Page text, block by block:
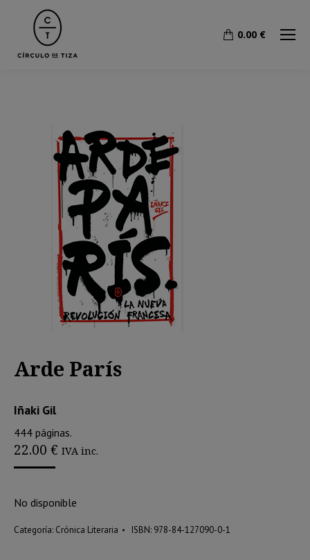
0.00 €
Arde París
Iñaki Gil
444 páginas.
22.00 € IVA inc.
No disponible
Categoría: Crónica Literaria ISBN: 978-84-127090-0-1